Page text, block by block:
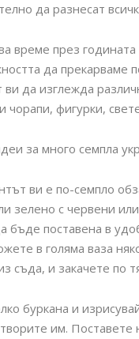
да разнесат
време през
да прекарваме
ви да изглежда
чорапи, фигурки,
за много семпла
ви е по-семпло
зелено с червени
бъде поставена в
в голяма ваза
съда, и закачете по
буркана и
им.